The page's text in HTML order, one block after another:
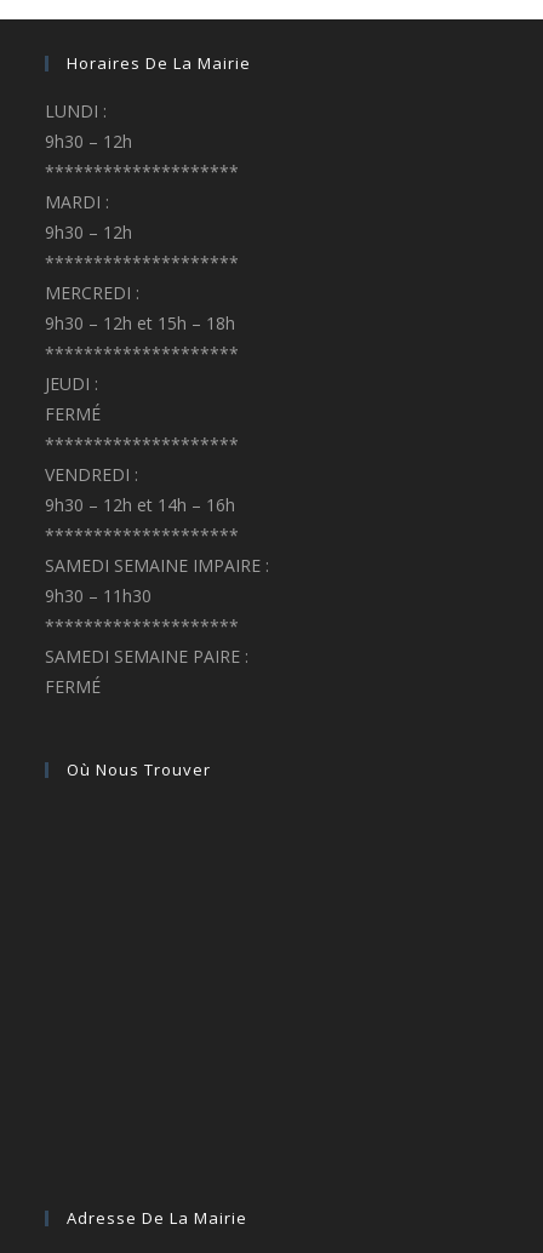
Horaires De La Mairie
LUNDI :
9h30 – 12h
********************
MARDI :
9h30 – 12h
********************
MERCREDI :
9h30 – 12h et 15h – 18h
********************
JEUDI :
FERMÉ
********************
VENDREDI :
9h30 – 12h et 14h – 16h
********************
SAMEDI SEMAINE IMPAIRE :
9h30 – 11h30
********************
SAMEDI SEMAINE PAIRE :
FERMÉ
Où Nous Trouver
Adresse De La Mairie